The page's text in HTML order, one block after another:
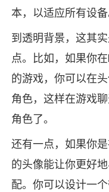
本，以适应所有设备
到透明背景，这其
点。比如，如果你
的游戏，你可以在
角色，这样在游戏
角色了。
还有一点，如果你
的头像能让你更好
配。你可以设计一